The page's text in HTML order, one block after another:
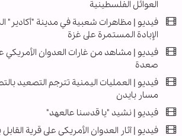
العوائل الفلسطينية
فيديو | مظاهرات شعبية في مدينة "أكادير"
الإبادة المستمرة على غزة
فيديو | مشاهد من غارات العدوان
صعدة
فيديو | العمليات اليمنية تترجم التصعيد
مسار بايدن
فیديو | نشيد "يا قدسنا عالعهد"
فيديو | آثار العدوان الأمريكي على قرية